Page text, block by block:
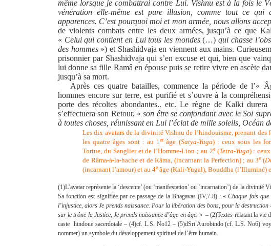
même lorsque je combattrai contre Lui. Vishnu est à la fois le
vénération elle-même est pure illusion, comme tout ce qui
apparences. C’est pourquoi moi et mon armée, nous allons
de violents combats entre les deux armées, jusqu’à ce que
« Celui qui contient en Lui tous les mondes(…)qui chasse
des hommes») et Shashidvaja en viennent aux mains.
prisonnier par Shashidvaja qui s’en excuse et qui, bien que
lui donne sa fille Ramâ en épouse puis se retire vivre en ascète
jusqu’à sa mort.
Après ces quatre batailles, commence la période de l’«
hommes encore sur terre, est purifié et s’ouvre à la
porte des récoltes abondantes.. etc. Le règne de Kalki
s’effectuera son Retour, «son être se confondant avec le Soi
à toutes choses, réunissant en Lui l’éclat de mille soleils, Océan
Les dix avatars de la divinité Vishnu de l’hindouisme, prenant des
les quatre âges sont : au 1erâge (Satya-Yuga) : ceux sous les
Tortue, du Sanglier et de l’Homme-Lion ; au 2e(Tetra-Yuga) :
de Râma-à-la-hache et de Râma, (incarnant la Perfection) ; au 3e (
(incarnant l’amour) et au 4e âge (Kali-Yugal), Bouddha (l’Illuminé)
(1)L’avatar représente la ‘descente’ (ou ‘manifestation’ ou ‘incarnation’) de la divinité
Sa fonction est signifiée par ce passage de la Bhagavas (IV,7-8) : «Chaque fois
l’injustice, alors Je prends naissance. Pour la libération des bons, pour la
sur le trône la Justice, Je prends naissance d’âge en âge. » – (2)Textes relatant la vie
caste hindoue sacerdotale – (4)cf. L.S. No12 – (5)dSri Aurobindo (cf. L.S. No6)
nommer) un symbole du développement spirituel de l’être humain.